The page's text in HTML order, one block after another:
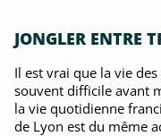
JONGLER ENTRE
Il est vrai que la vie
souvent difficile avant
la vie quotidienne
de Lyon est du même